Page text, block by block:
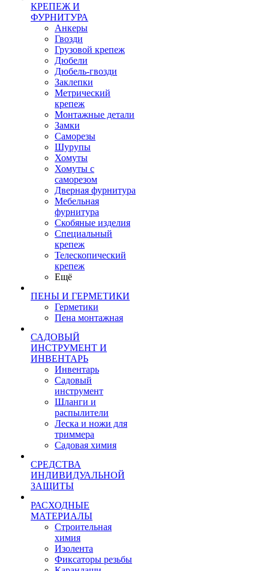
КРЕПЕЖ И
ФУРНИТУРА
Анкеры
Гвозди
Грузовой крепеж
Дюбели
Дюбель-гвозди
Заклепки
Метрический
крепеж
Монтажные детали
Замки
Саморезы
Шурупы
Хомуты
Хомуты с
саморезом
Дверная фурнитура
Мебельная
фурнитура
Скобяные изделия
Специальный
крепеж
Телескопический
крепеж
Ещё
ПЕНЫ И ГЕРМЕТИКИ
Герметики
Пена монтажная
САДОВЫЙ
ИНСТРУМЕНТ И
ИНВЕНТАРЬ
Инвентарь
Садовый
инструмент
Шланги и
распылители
Леска и ножи для
триммера
Садовая химия
СРЕДСТВА
ИНДИВИДУАЛЬНОЙ
ЗАЩИТЫ
РАСХОДНЫЕ
МАТЕРИАЛЫ
Строительная
химия
Изолента
Фиксаторы резьбы